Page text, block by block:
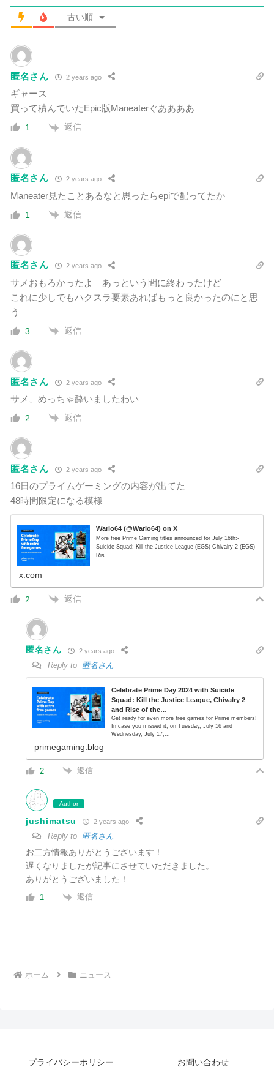
古い順
匿名さん 2 years ago
ギャース
買って積んでいたEpic版Maneaterぐああああ
1 返信
匿名さん 2 years ago
Maneater見たことあるなと思ったらepiで配ってたか
1 返信
匿名さん 2 years ago
サメおもろかったよ あっという間に終わったけど
これに少しでもハクスラ要素あればもっと良かったのにと思
う
3 返信
匿名さん 2 years ago
サメ、めっちゃ酔いましたわい
2 返信
匿名さん 2 years ago
16日のプライムゲーミングの内容が出てた
48時間限定になる模様
Wario64 (@Wario64) on X
More free Prime Gaming titles announced for July 16th:-
Suicide Squad: Kill the Justice League (EGS)-Chivalry 2 (EGS)-
Ris...
x.com
2 返信
匿名さん 2 years ago
Reply to 匿名さん
Celebrate Prime Day 2024 with Suicide
Squad: Kill the Justice League, Chivalry 2
and Rise of the…
Get ready for even more free games for Prime members!
In case you missed it, on Tuesday, July 16 and
Wednesday, July 17,...
primegaming.blog
2 返信
Author
jushimatsu 2 years ago
Reply to 匿名さん
お二方情報ありがとうございます！
遅くなりましたが記事にさせていただきました。
ありがとうございました！
1 返信
ホーム ニュース
プライバシーポリシー お問い合わせ